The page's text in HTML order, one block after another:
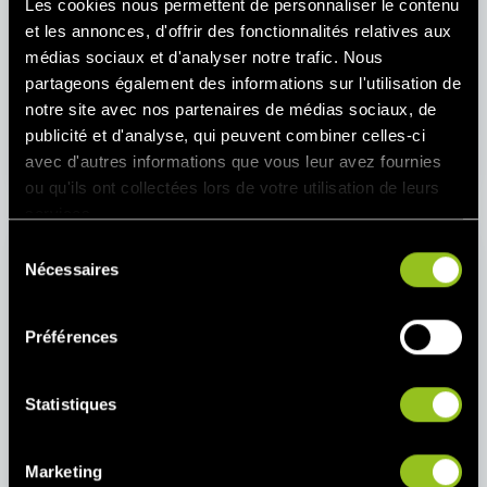
Les cookies nous permettent de personnaliser le contenu
et les annonces, d'offrir des fonctionnalités relatives aux
médias sociaux et d'analyser notre trafic. Nous
partageons également des informations sur l'utilisation de
notre site avec nos partenaires de médias sociaux, de
publicité et d'analyse, qui peuvent combiner celles-ci
avec d'autres informations que vous leur avez fournies
ou qu'ils ont collectées lors de votre utilisation de leurs
Nécessaires
Préférences
Statistiques
Marketing
Équilibré
Grâce à la capacité agrégée de notre VPP, nous
équilibrons les fluctuations du réseau électrique.
En réseau